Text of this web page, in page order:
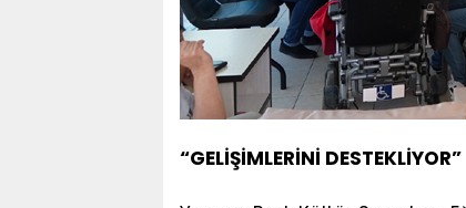
“GELİŞİMLERİNİ DESTEKLİYOR”